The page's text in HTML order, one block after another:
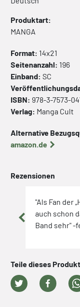
Produktart:
MANGA
Format: 14x21
Seitenanzahl: 196
Einband: SC
ISBN: 978-3-7573-
Verlag: Manga Cult
Alternative
amazon.de
Rezensionen
"Als Fan der
auch schon
Band sehr" -
Teile dieses